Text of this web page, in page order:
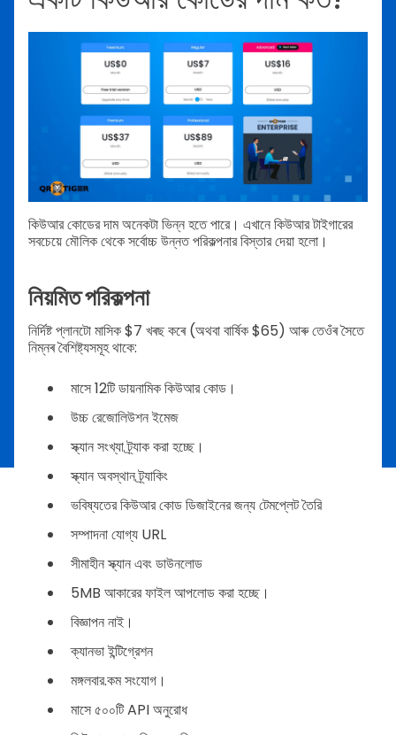
কিউআর কোডের দাম অনেকটা ভিন্ন হতে পারে। এখানে কিউআর টাইগারের
সবচেয়ে মৌলিক থেকে সর্বোচ্চ উন্নত পরিকল্পনার বিস্তার দেয়া হলো।
নিয়মিত পরিকল্পনা
নিৰ্দিষ্ট প্লানটো মাসিক $7 খৰছ কৰে (অথবা বাৰ্ষিক $65) আৰু তেওঁৰ সৈতে
নিম্নৰ বৈশিষ্ট্যসমূহ থাকে:
মাসে 12টি ডায়নামিক কিউআর কোড।
উচ্চ রেজোলিউশন ইমেজ
স্ক্যান সংখ্যা ট্র্যাক করা হচ্ছে।
স্ক্যান অবস্থান ট্র্যাকিং
ভবিষ্যতের কিউআর কোড ডিজাইনের জন্য টেমপ্লেট তৈরি
সম্পাদনা যোগ্য URL
সীমাহীন স্ক্যান এবং ডাউনলোড
5MB আকারের ফাইল আপলোড করা হচ্ছে।
বিজ্ঞাপন নাই।
ক্যানভা ইন্টিগ্রেশন
মঙ্গলবার.কম সংযোগ।
মাসে ৫০০টি API অনুরোধ